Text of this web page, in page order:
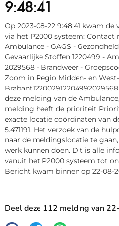
9:48:41
Op 2023-08-22 9:48:41 kwam
via het P2000 systeem: Contact
Ambulance - GAGS -
Gevaarlijke Stoffen 1220499 -
2029568 - Brandweer -
Zoom in Regio Midden- en West-
deze melding van de
melding heeft de prioriteit
exacte locatie coördinaten van
5.471191. Het verzoek van de
naar de meldingslocatie te
werk kunnen doen. Dit is alle
vanuit het P2000 systeem tot
Bericht kwam binnen op 22-08-
Deel deze 112 melding van